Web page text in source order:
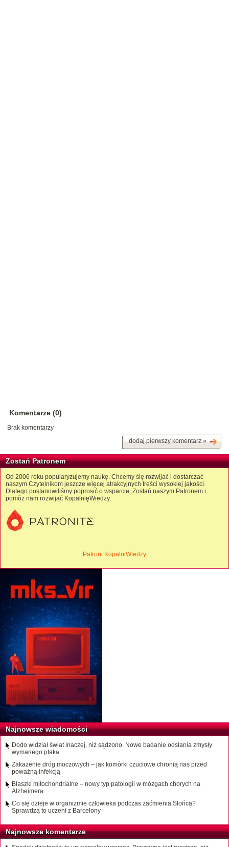
Komentarze (0)
Brak komentarzy
dodaj pierwszy komentarz »
Zostań Patronem
Od 2006 roku popularyzujemy naukę. Chcemy się rozwijać i dostarczać
naszym Czytelnikom jeszcze więcej atrakcyjnych treści wysokiej jakości.
Dlatego postanowiliśmy poprosić o wsparcie. Zostań naszym Patronem i
pomóż nam rozwijać KopalnięWiedzy.
Patroni KopalniWiedzy
Najnowsze wiadomości
Dodo widział świat inaczej, niż sądzono. Nowe badanie odsłania zmysły
wymarłego ptaka
Zakażenie dróg moczowych – jak komórki czuciowe chronią nas przed
poważną infekcją
Blaszki mitochondrialne – nowy typ patologii w mózgach chorych na
Alzheimera
Co się dzieje w organizmie człowieka podczas zaćmienia Słońca?
Sprawdzą to uczeni z Barcelony
Najnowsze komentarze